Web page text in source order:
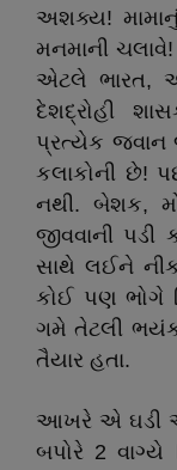
અશક્ય! મામાનું
મનમાની ચલાવે!
એટલે ભારત,
દેશદ્રોહી
પ્રત્યેક જવાન
કલાકોની છે!
નથી. બેશક,
જીવવાની પડી
સાથે લઈને
કોઈ પણ
ગમે તેટલી
તૈયાર હતા.
આખરે એ ઘડી
બપોરે 2 વાગ્યે